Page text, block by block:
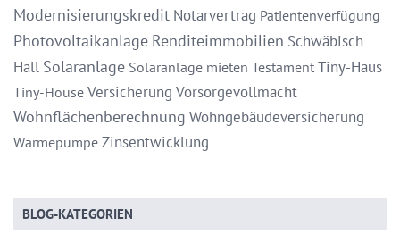
Modernisierungskredit Notarvertrag Patientenverfügung
Photovoltaikanlage Renditeimmobilien Schwäbisch
Hall Solaranlage Solaranlage mieten TestamentTiny-Haus
Tiny-HouseVersicherung Vorsorgevollmacht
Wohnflächenberechnung Wohngebäudeversicherung
WärmepumpeZinsentwicklung
BLOG-KATEGORIEN